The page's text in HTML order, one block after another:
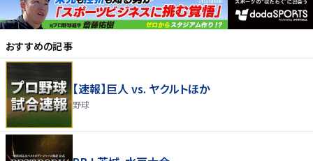
おすすめの記事
【速報】巨人 vs. ヤクルトほか
野球